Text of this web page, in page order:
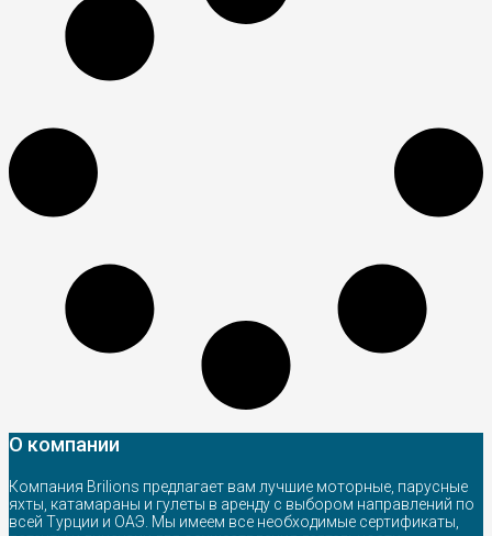
О компании
Компания Brilions предлагает вам лучшие моторные, парусные
яхты, катамараны и гулеты в аренду с выбором направлений по
всей Турции и ОАЭ. Мы имеем все необходимые сертификаты,